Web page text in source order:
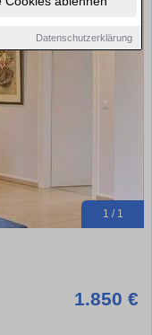
Datenschutzerklärung
1 / 1
1.850 €